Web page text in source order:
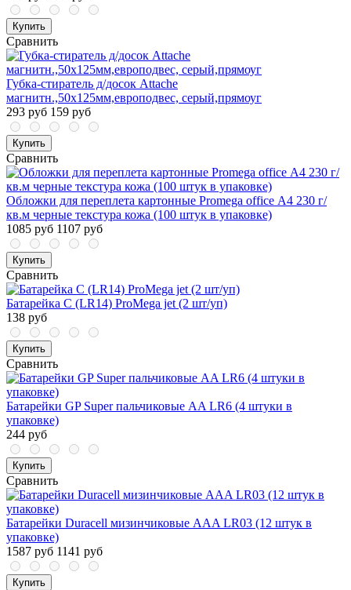
Купить
Сравнить
Губка-стиратель д/досок Attache
магнитн.,50x125мм,европодвес, серый,прямоуг
293 руб 159 руб
Купить
Сравнить
Обложки для переплета картонные Promega office А4 230 г/
кв.м черные текстура кожа (100 штук в упаковке)
1085 руб 1107 руб
Купить
Сравнить
Батарейка C (LR14) ProMega jet (2 шт/уп)
138 руб
Купить
Сравнить
Батарейки GP Super пальчиковые AA LR6 (4 штуки в
упаковке)
244 руб
Купить
Сравнить
Батарейки Duracell мизинчиковые ААA LR03 (12 штук в
упаковке)
1587 руб 1141 руб
Купить